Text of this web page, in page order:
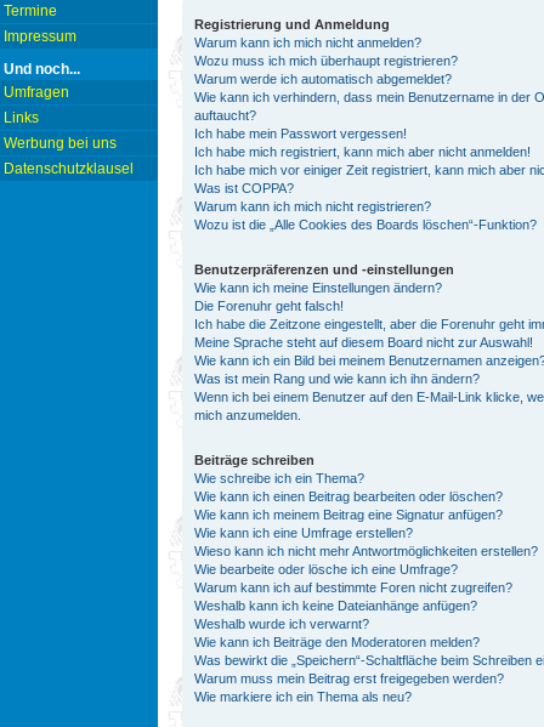
Termine
Impressum
Und noch...
Umfragen
Links
Werbung bei uns
Datenschutzklausel
Registrierung und Anmeldung
Warum kann ich mich nicht anmelden?
Wozu muss ich mich überhaupt registrieren?
Warum werde ich automatisch abgemeldet?
Wie kann ich verhindern, dass mein Benutzername in der
auftaucht?
Ich habe mein Passwort vergessen!
Ich habe mich registriert, kann mich aber nicht anmelden!
Ich habe mich vor einiger Zeit registriert, kann mich aber
Was ist COPPA?
Warum kann ich mich nicht registrieren?
Wozu ist die „Alle Cookies des Boards löschen“-Funktion?
Benutzerpräferenzen und -einstellungen
Wie kann ich meine Einstellungen ändern?
Die Forenuhr geht falsch!
Ich habe die Zeitzone eingestellt, aber die Forenuhr geht
Meine Sprache steht auf diesem Board nicht zur Auswahl!
Wie kann ich ein Bild bei meinem Benutzernamen
Was ist mein Rang und wie kann ich ihn ändern?
Wenn ich bei einem Benutzer auf den E-Mail-Link klicke,
mich anzumelden.
Beiträge schreiben
Wie schreibe ich ein Thema?
Wie kann ich einen Beitrag bearbeiten oder löschen?
Wie kann ich meinem Beitrag eine Signatur anfügen?
Wie kann ich eine Umfrage erstellen?
Wieso kann ich nicht mehr Antwortmöglichkeiten erstellen?
Wie bearbeite oder lösche ich eine Umfrage?
Warum kann ich auf bestimmte Foren nicht zugreifen?
Weshalb kann ich keine Dateianhänge anfügen?
Weshalb wurde ich verwarnt?
Wie kann ich Beiträge den Moderatoren melden?
Was bewirkt die „Speichern“-Schaltfläche beim Schreiben
Warum muss mein Beitrag erst freigegeben werden?
Wie markiere ich ein Thema als neu?